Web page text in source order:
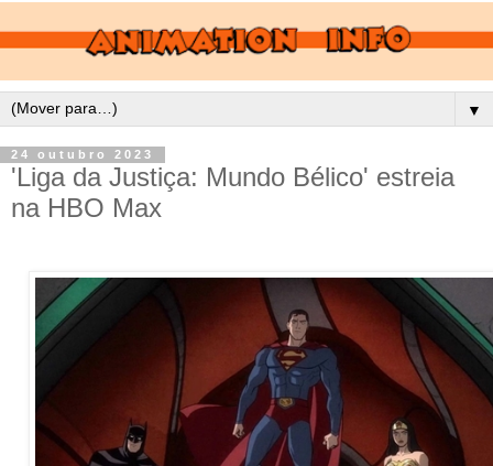
▼
24 outubro 2023
'Liga da Justiça: Mundo Bélico' estreia
na HBO Max